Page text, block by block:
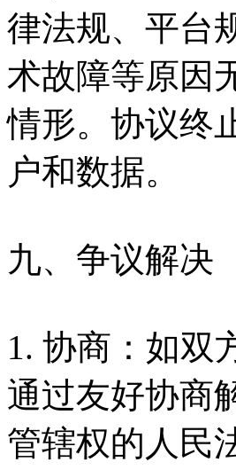
律法规、平台
术故障等原因
情形。协议终
户和数据。
九、争议解决
1. 协商：如双
通过友好协商
管辖权的人民